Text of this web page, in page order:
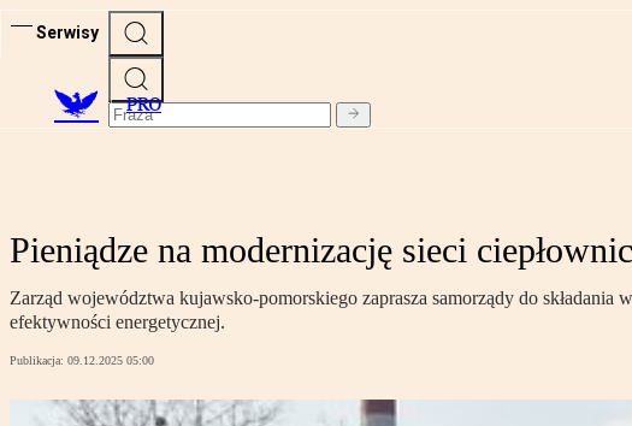
Serwisy
PRO
Pieniądze na modernizację sieci
Zarząd województwa kujawsko-pomorskiego zaprasza samorządy do
efektywności energetycznej.
Publikacja: 09.12.2025 05:00